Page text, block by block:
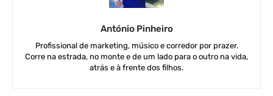
António Pinheiro
Profissional de marketing, músico e corredor por prazer.
Corre na estrada, no monte e de um lado para o outro na vida,
atrás e à frente dos filhos.